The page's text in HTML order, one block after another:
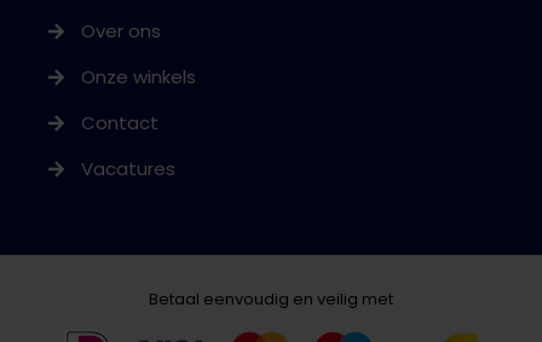
Over ons
Onze winkels
Contact
Vacatures
Betaal eenvoudig en veilig met